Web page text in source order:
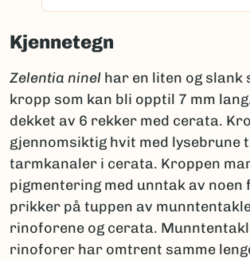
Kjennetegn
Zelentia ninel har en liten og slank
kropp som kan bli opptil 7 mm
dekket av 6 rekker med cerata.
gjennomsiktig hvit med lysebrune
tarmkanaler i cerata. Kroppen
pigmentering med unntak av noen
prikker på tuppen av
rinoforene og cerata.
rinoforer har omtrent samme